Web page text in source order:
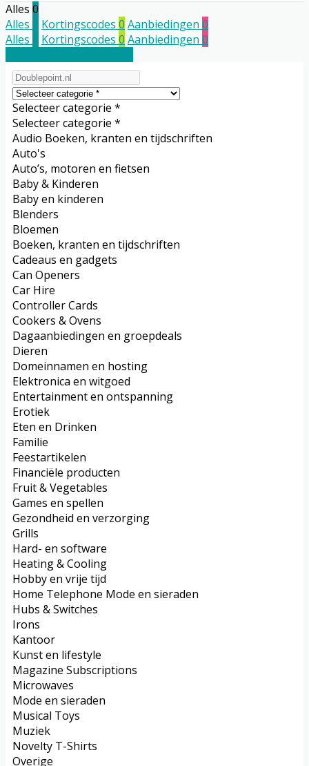
Alles 0
Alles
Kortingscodes 0 Aanbiedingen 0
Alles
Kortingscodes 0 Aanbiedingen 0
Selecteer categorie *
Selecteer categorie *
Audio Boeken, kranten en tijdschriften
Auto's
Auto’s, motoren en fietsen
Baby & Kinderen
Baby en kinderen
Blenders
Bloemen
Boeken, kranten en tijdschriften
Cadeaus en gadgets
Can Openers
Car Hire
Controller Cards
Cookers & Ovens
Dagaanbiedingen en groepdeals
Dieren
Domeinnamen en hosting
Elektronica en witgoed
Entertainment en ontspanning
Erotiek
Eten en Drinken
Familie
Feestartikelen
Financiële producten
Fruit & Vegetables
Games en spellen
Gezondheid en verzorging
Grills
Hard- en software
Heating & Cooling
Hobby en vrije tijd
Home Telephone Mode en sieraden
Hubs & Switches
Irons
Kantoor
Kunst en lifestyle
Magazine Subscriptions
Microwaves
Mode en sieraden
Musical Toys
Muziek
Novelty T-Shirts
Overige